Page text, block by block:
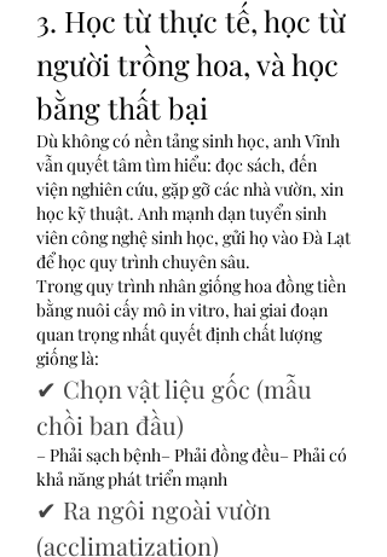
3. Học từ thực tế, học từ
người trồng hoa, và học
bằng thất bại
Dù không có nền tảng sinh học, anh Vĩnh
vẫn quyết tâm tìm hiểu: đọc sách, đến
viện nghiên cứu, gặp gỡ các nhà vườn, xin
học kỹ thuật. Anh mạnh dạn tuyển sinh
viên công nghệ sinh học, gửi họ vào Đà Lạt
để học quy trình chuyên sâu.
Trong quy trình nhân giống hoa đồng tiền
bằng nuôi cấy mô in vitro, hai giai đoạn
quan trọng nhất quyết định chất lượng
giống là:
✔ Chọn vật liệu gốc (mẫu
chồi ban đầu)
– Phải sạch bệnh– Phải đồng đều– Phải có
khả năng phát triển mạnh
✔ Ra ngôi ngoài vườn
(acclimatization)